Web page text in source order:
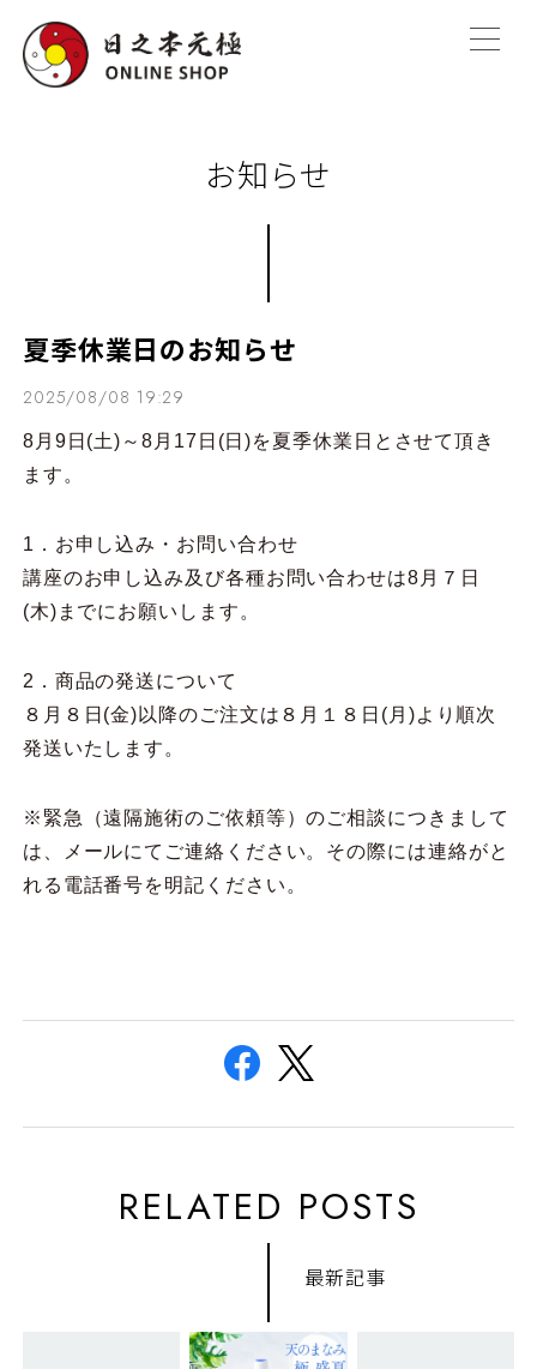
お知らせ
夏季休業日のお知らせ
2025/08/08 19:29
8月9日(土)～8月17日(日)を夏季休業日とさせて頂き
ます。
1．お申し込み・お問い合わせ
講座のお申し込み及び各種お問い合わせは8月７日
(木)までにお願いします。
2．商品の発送について
８月８日(金)以降のご注文は８月１８日(月)より順次
発送いたします。
※緊急（遠隔施術のご依頼等）のご相談につきまして
は、メールにてご連絡ください。その際には連絡がと
れる電話番号を明記ください。
RELATED POSTS
最新記事